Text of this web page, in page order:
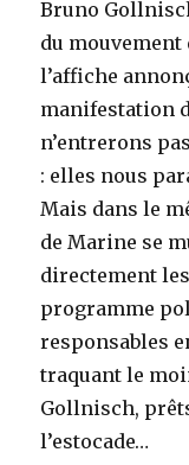
Bruno
du
l’affiche
manifestation
n’entrerons
: elles nous
Mais dans le
de Marine se
directement
programme
responsables
traquant le
Gollnisch,
l’estocade…